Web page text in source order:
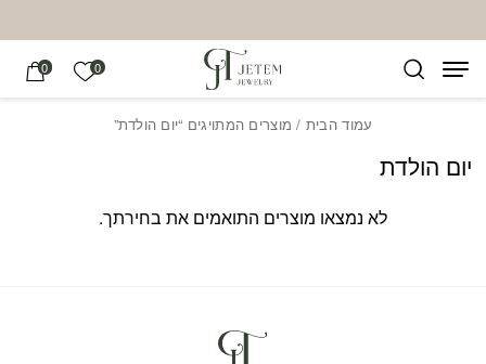
0 הרשימה
0
עמוד הבית / מוצרים המתויגים “יום הולדת”
יום הולדת
לא נמצאו מוצרים התואמים את בחירתך.